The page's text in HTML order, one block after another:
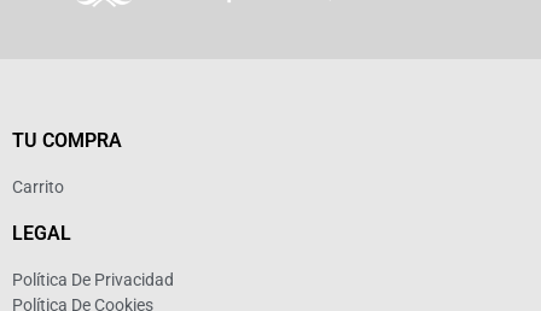
TU COMPRA
Carrito
LEGAL
Política De Privacidad
Política De Cookies